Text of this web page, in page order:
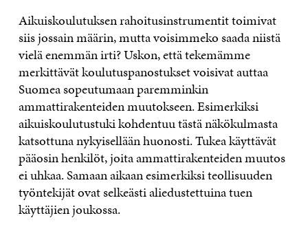
Aikuiskoulutuksen rahoitusinstrumentit toimivat
siis jossain määrin, mutta voisimmeko saada niistä
vielä enemmän irti? Uskon, että tekemämme
merkittävät koulutuspanostukset voisivat auttaa
Suomea sopeutumaan paremminkin
ammattirakenteiden muutokseen. Esimerkiksi
aikuiskoulutustuki kohdentuu tästä näkökulmasta
katsottuna nykyisellään huonosti. Tukea käyttävät
pääosin henkilöt, joita ammattirakenteiden muutos
ei uhkaa. Samaan aikaan esimerkiksi teollisuuden
työntekijät ovat selkeästi aliedustettuina tuen
käyttäjien joukossa.